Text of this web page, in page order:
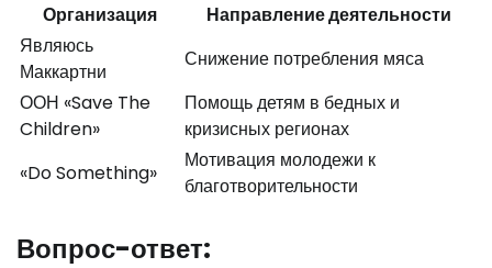
Организация
Направление деятельности
Являюсь
Маккартни
Снижение потребления мяса
ООН «Save The
Children»
Помощь детям в бедных и
кризисных регионах
«Do Something»
Мотивация молодежи к
благотворительности
Вопрос-ответ: